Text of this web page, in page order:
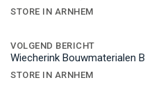
STORE IN ARNHEM
VOLGEND BERICHT
Wiecherink Bouwmaterialen
STORE IN ARNHEM